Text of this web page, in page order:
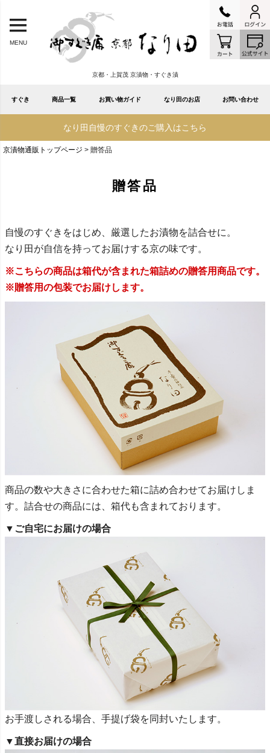
MENU
京都・上賀茂 京漬物・すぐき漬
すぐき 商品一覧 お買い物ガイド なり田のお店 お問い合わせ
なり田自慢のすぐきのご購入はこちら
京漬物通販トップページ 贈答品
贈答品
自慢のすぐきをはじめ、厳選したお漬物を詰合せに。
なり田が自信を持ってお届けする京の味です。
※こちらの商品は箱代が含まれた箱詰めの贈答用商品です。
※贈答用の包装でお届けします。
商品の数や大きさに合わせた箱に詰め合わせてお届けしま
す。詰合せの商品には、箱代も含まれております。
▼ご自宅にお届けの場合
お手渡しされる場合、手提げ袋を同封いたします。
▼直接お届けの場合